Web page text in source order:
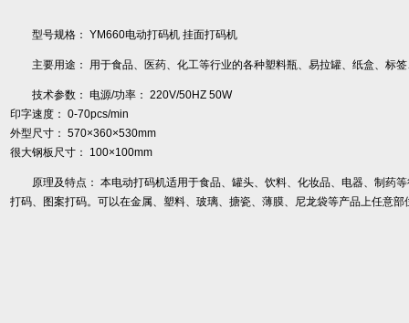
型号规格： YM660电动打码机 挂面打码机
主要用途： 用于食品、医药、化工等行业的各种塑料瓶、易拉罐、纸盒、标
技术参数： 电源/功率： 220V/50HZ 50W
印字速度： 0-70pcs/min
外型尺寸： 570×360×530mm
很大钢板尺寸： 100×100mm
原理及特点： 本电动打码机适用于食品、罐头、饮料、化妆品、电器、制药
打码、图案打码。可以在金属、塑料、玻璃、搪瓷、薄膜、尼龙袋等产品上任意部